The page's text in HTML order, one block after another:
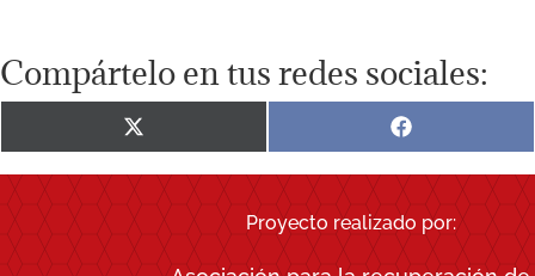
Compártelo en tus redes sociales:
Compartir
en
X
(Twitter)
Compartir
en
Facebook
Proyecto realizado por: